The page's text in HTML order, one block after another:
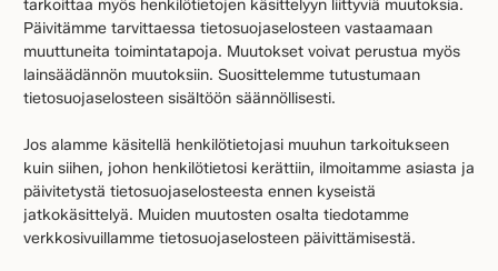
tarkoittaa myös henkilötietojen käsittelyyn liittyviä muutoksia.
Päivitämme tarvittaessa tietosuojaselosteen vastaamaan
muuttuneita toimintatapoja. Muutokset voivat perustua myös
lainsäädännön muutoksiin. Suosittelemme tutustumaan
tietosuojaselosteen sisältöön säännöllisesti.
Jos alamme käsitellä henkilötietojasi muuhun tarkoitukseen
kuin siihen, johon henkilötietosi kerättiin, ilmoitamme asiasta ja
päivitetystä tietosuojaselosteesta ennen kyseistä
jatkokäsittelyä. Muiden muutosten osalta tiedotamme
verkkosivuillamme tietosuojaselosteen päivittämisestä.